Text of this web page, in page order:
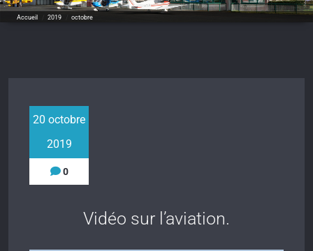
Accueil 2019 octobre
20 octobre
2019
0
Vidéo sur l’aviation.